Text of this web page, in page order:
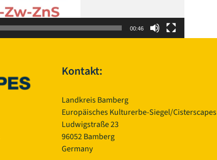
00:46
Kontakt:
Landkreis Bamberg
Europäisches Kulturerbe-Siegel/Cisterscapes
Ludwigstraße 23
96052 Bamberg
Germany